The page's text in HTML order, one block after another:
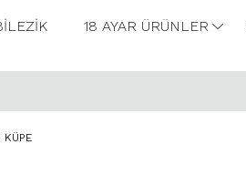
18 AYAR ÜRÜNLER